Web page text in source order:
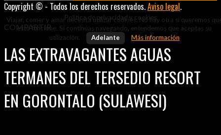
Copyright © - Todos los derechos reservados.Aviso legal.
Viajar, comer y amar necesita utilizar cookies. No hay otra si queremos
esto funcione. Si continúas navegando, entendemos que aceptas su
utilización.
Adelante Más información
Politica de privacidad y cookies
COMPARTIR
LAS EXTRAVAGANTES AGUAS
TERMANES DEL TERSEDIO RESORT
EN GORONTALO (SULAWESI)